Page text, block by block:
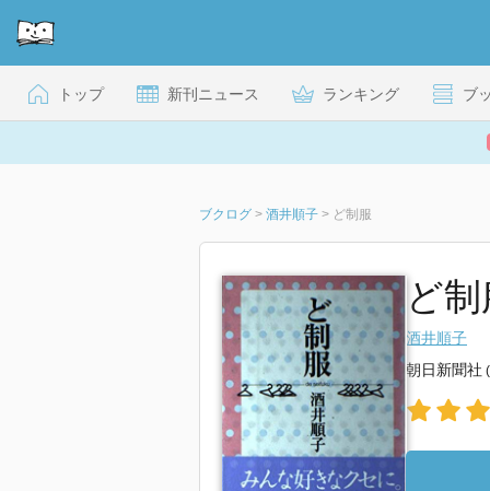
トップ 新刊ニュース ランキング ブ
ブクログ > 酒井順子 > ど制服
ど制
酒井順子
朝日新聞社